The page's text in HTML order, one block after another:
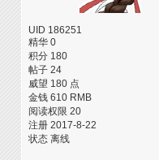
UID 186251
精华 0
积分 180
帖子 24
威望 180 点
金钱 610 RMB
阅读权限 20
注册 2017-8-22
状态 离线